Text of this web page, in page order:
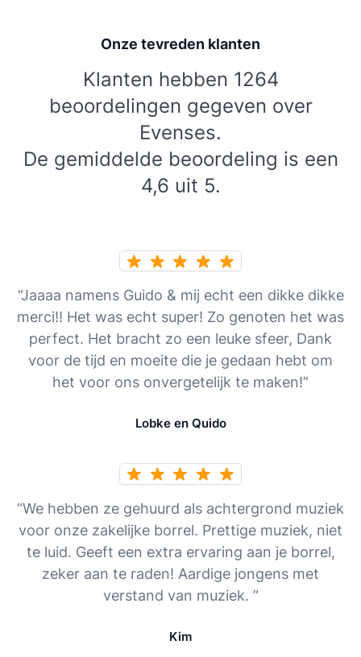
Onze tevreden klanten
Klanten hebben 1264
beoordelingen gegeven over
Evenses.
De gemiddelde beoordeling is een
4,6 uit 5.
“Jaaaa namens Guido & mij echt een dikke dikke
merci!! Het was echt super! Zo genoten het was
perfect. Het bracht zo een leuke sfeer, Dank
voor de tijd en moeite die je gedaan hebt om
het voor ons onvergetelijk te maken!”
Lobke en Quido
“We hebben ze gehuurd als achtergrond muziek
voor onze zakelijke borrel. Prettige muziek, niet
te luid. Geeft een extra ervaring aan je borrel,
zeker aan te raden! Aardige jongens met
verstand van muziek. ”
Kim